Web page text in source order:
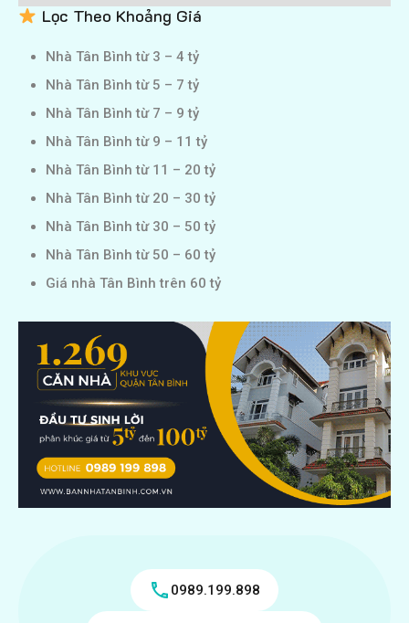
Lọc Theo Khoảng Giá
Nhà Tân Bình từ 3 – 4 tỷ
Nhà Tân Bình từ 5 – 7 tỷ
Nhà Tân Bình từ 7 – 9 tỷ
Nhà Tân Bình từ 9 – 11 tỷ
Nhà Tân Bình từ 11 – 20 tỷ
Nhà Tân Bình từ 20 – 30 tỷ
Nhà Tân Bình từ 30 – 50 tỷ
Nhà Tân Bình từ 50 – 60 tỷ
Giá nhà Tân Bình trên 60 tỷ
0989.199.898